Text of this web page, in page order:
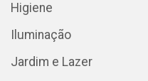
Higiene
Iluminação
Jardim e Lazer